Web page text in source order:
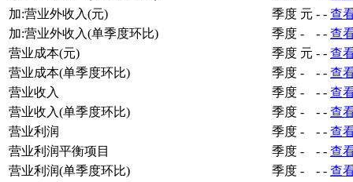
加:营业外收入(元)
季度 元 - - 查
加:营业外收入(单季度环比)
季度 - - - 查
营业成本(元)
季度 元 - - 查
营业成本(单季度环比)
季度 - - - 查
营业收入
季度 - - - 查
营业收入(单季度环比)
季度 - - - 查
营业利润
季度 - - - 查
营业利润平衡项目
季度 - - - 查
营业利润(单季度环比)
季度 - - - 查